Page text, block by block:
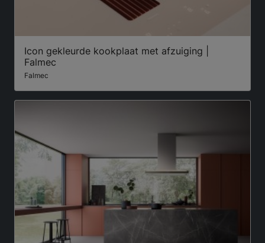
Icon gekleurde kookplaat met afzuiging |
Falmec
Falmec